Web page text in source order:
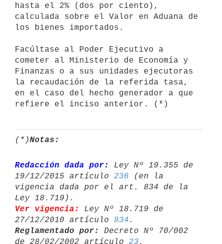
hasta el 2% (dos por ciento),
calculada sobre el Valor en Aduana de
los bienes importados.
Facúltase al Poder Ejecutivo a
cometer al Ministerio de Economía y
Finanzas o a sus unidades ejecutoras
la recaudación de la referida tasa,
en el caso del hecho generador a que
refiere el inciso anterior. (*)
(*)Notas:
Redacción dada por:
Ley Nº 19.355 de
19/12/2015 artículo 236 (en la
vigencia dada por el art. 834 de la
Ver vigencia:
Ley Nº 18.719 de
27/12/2010 artículo 834
Reglamentado por:
Decreto Nº 70/002
de 28/02/2002 artículo 23